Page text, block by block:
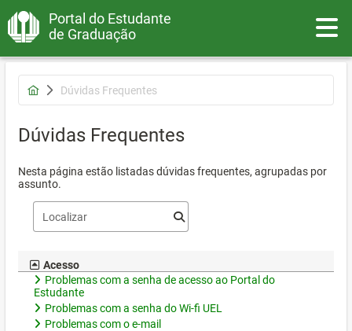
Portal do Estudante
de Graduação
Dúvidas Frequentes
Dúvidas Frequentes
Nesta página estão listadas dúvidas frequentes, agrupadas por
assunto.
Acesso
Problemas com a senha de acesso ao Portal do
Estudante
Problemas com a senha do Wi-fi UEL
Problemas com o e-mail